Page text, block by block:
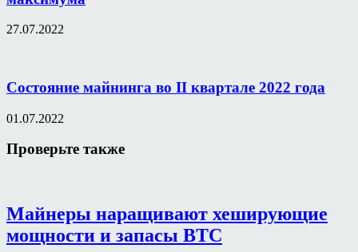
27.07.2022
Состояние майнинга во II квартале 2022 года
01.07.2022
Проверьте также
Майнеры наращивают хеширующие
мощности и запасы BTC